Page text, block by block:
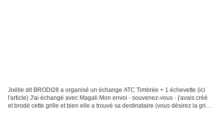
Joëlle dit BRODI28 a organisé un échange ATC Timbrée + 1 échevette (ici
l'article) J'ai échangé avec Magali Mon envoi - souvenez-vous - j'avais créé
et brodé cette grille et bien elle a trouvé sa destinataire (vous désirez la grille